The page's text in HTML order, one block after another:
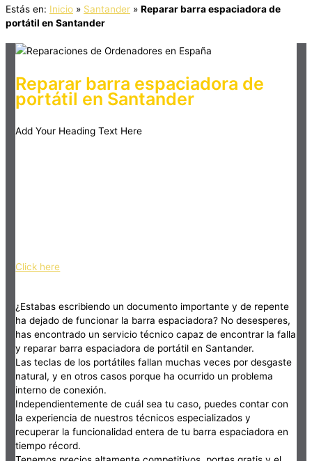
Estás en: Inicio » Santander » Reparar barra espaciadora de
portátil en Santander
Reparar barra espaciadora de
portátil en Santander
Add Your Heading Text Here
Click here
¿Estabas escribiendo un documento importante y de repente
ha dejado de funcionar la barra espaciadora? No desesperes,
has encontrado un servicio técnico capaz de encontrar la falla
y reparar barra espaciadora de portátil en Santander.
Las teclas de los portátiles fallan muchas veces por desgaste
natural, y en otros casos porque ha ocurrido un problema
interno de conexión.
Independientemente de cuál sea tu caso, puedes contar con
la experiencia de nuestros técnicos especializados y
recuperar la funcionalidad entera de tu barra espaciadora en
tiempo récord.